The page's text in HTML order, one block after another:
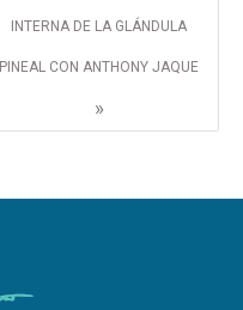
INTERNA DE LA GLÁNDULA
PINEAL CON ANTHONY JAQUE
»